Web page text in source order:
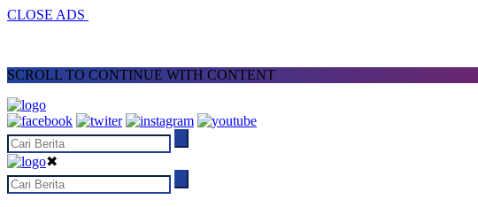
CLOSE ADS
SCROLL TO CONTINUE WITH CONTENT
✖